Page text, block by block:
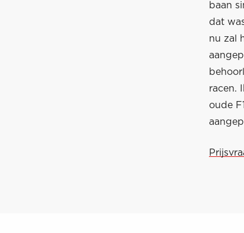
baan
dat
nu zal
racen.
oude